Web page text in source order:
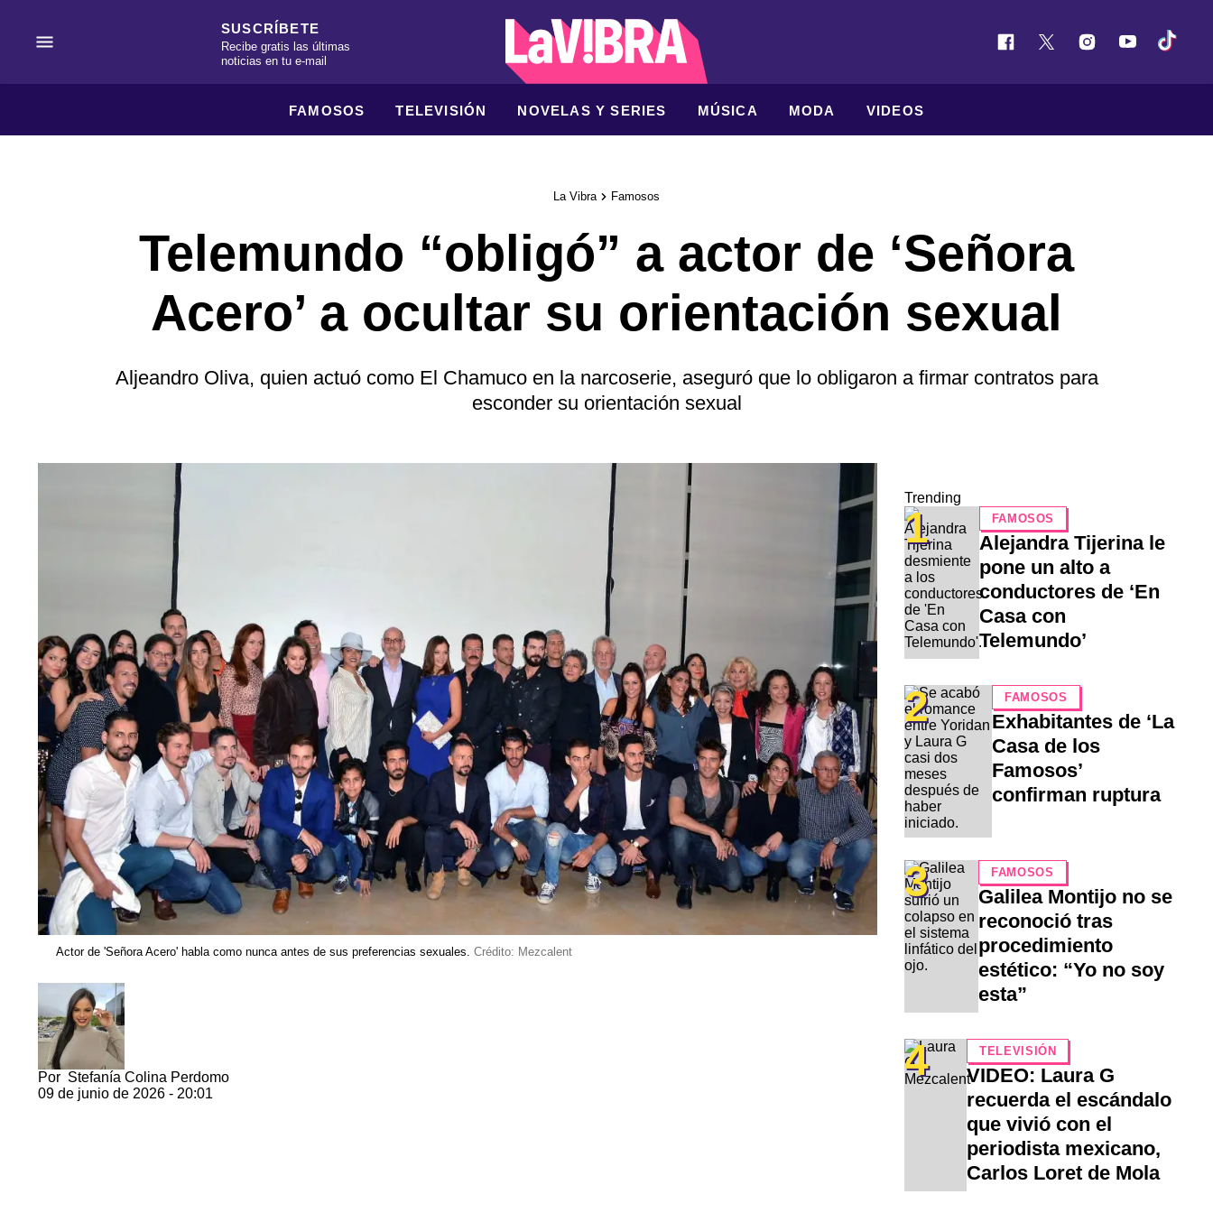
SUSCRÍBETE
Recibe gratis las últimas
noticias en tu e-mail
FAMOSOS TELEVISIÓN NOVELAS Y SERIES MÚSICA MODA VIDEOS
La Vibra Famosos
Telemundo “obligó” a actor de ‘Señora
Acero’ a ocultar su orientación sexual
Aljeandro Oliva, quien actuó como El Chamuco en la narcoserie, aseguró que lo obligaron a firmar contratos para
esconder su orientación sexual
Actor de 'Señora Acero' habla como nunca antes de sus preferencias sexuales. Crédito: Mezcalent
Por Stefanía Colina Perdomo
09 de junio de 2026 - 20:01
Trending
1 FAMOSOS
Alejandra Tijerina le
pone un alto a
conductores de ‘En
Casa con
Telemundo’
2 FAMOSOS
Exhabitantes de ‘La
Casa de los
Famosos’
confirman ruptura
3 FAMOSOS
Galilea Montijo no se
reconoció tras
procedimiento
estético: “Yo no soy
esta”
4 TELEVISIÓN
VIDEO: Laura G
recuerda el escándalo
que vivió con el
periodista mexicano,
Carlos Loret de Mola